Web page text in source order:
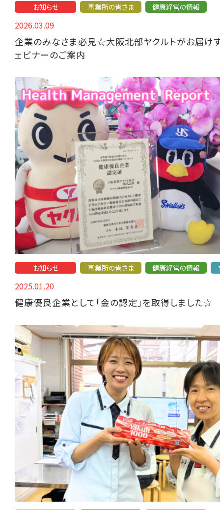
お知らせ 事業所の皆さま 健康経営の情報
2026.03.09
企業のみなさま必見☆大阪北部ヤクルトがお届け
ェビナーのご案内
お知らせ 事業所の皆さま 健康経営の情報
2025.01.20
健康優良企業として「金の認定」を取得しました☆